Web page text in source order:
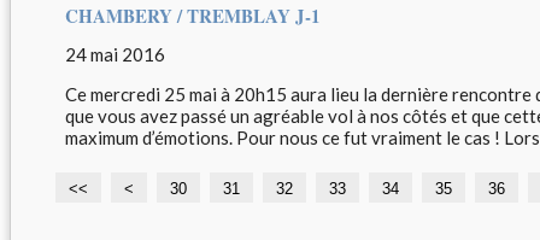
CHAMBERY / TREMBLAY J-1
24 mai 2016
Ce mercredi 25 mai à 20h15 aura lieu la dernière rencontre
que vous avez passé un agréable vol à nos côtés et que
maximum d’émotions. Pour nous ce fut vraiment le cas !
<< <
1
2
30 31 32 33 34 35 36